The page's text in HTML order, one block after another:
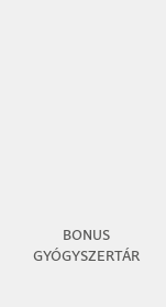
BONUS
GYÓGYSZERTÁR